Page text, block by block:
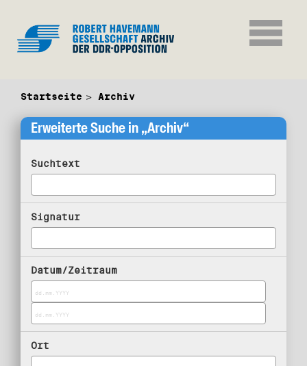
Startseite Archiv
Erweiterte Suche in „Archiv“
Suchtext
Signatur
Datum/Zeitraum
Ort